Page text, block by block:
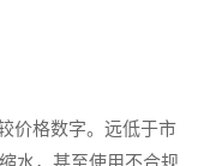
格数字。远低于市
水，甚至使用不合规